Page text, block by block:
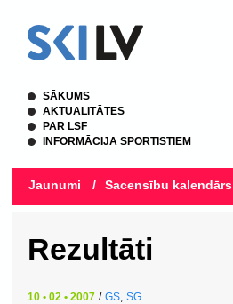
SĀKUMS
AKTUALITĀTES
PAR LSF
INFORMĀCIJA SPORTISTIEM
Jaunumi / Sacensību kalendārs
Rezultāti
10 • 02 • 2007 / GS, SG